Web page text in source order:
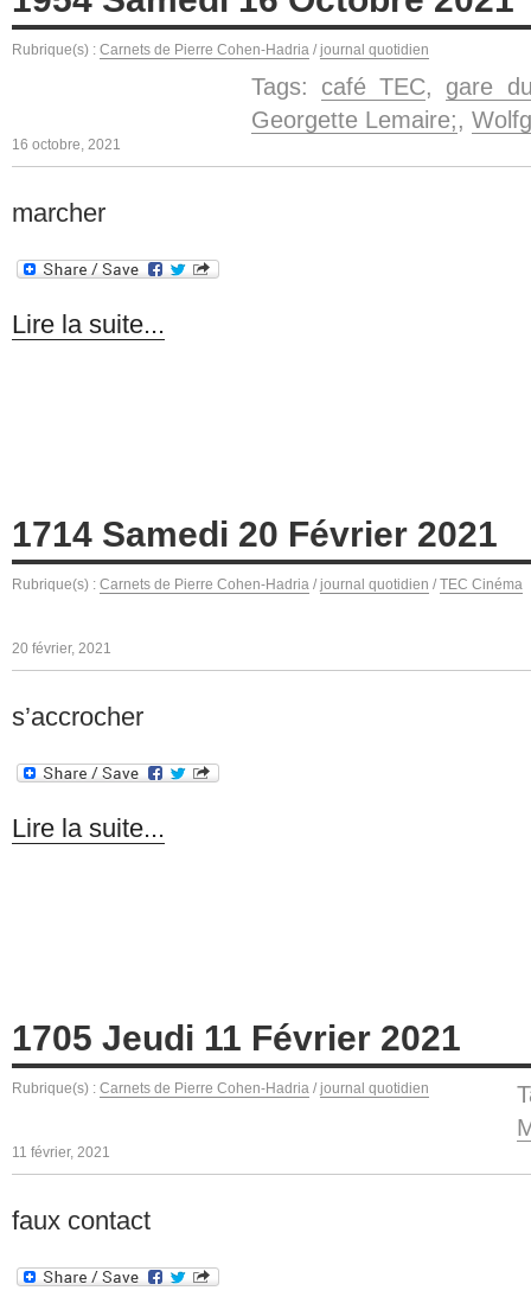
Rubrique(s) : Carnets de Pierre Cohen-Hadria / journal quotidien
Tags: café TEC, gare
Georgette Lemaire;,
16 octobre, 2021
marcher
Lire la suite...
1714 Samedi 20 Février 2021
Rubrique(s) : Carnets de Pierre Cohen-Hadria / journal quotidien / TEC Cinéma
20 février, 2021
s’accrocher
Lire la suite...
1705 Jeudi 11 Février 2021
Rubrique(s) : Carnets de Pierre Cohen-Hadria / journal quotidien
11 février, 2021
faux contact